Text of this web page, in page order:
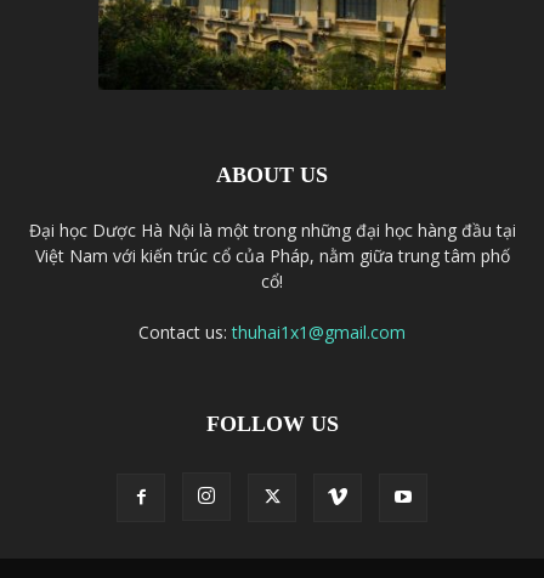
ABOUT US
Đại học Dược Hà Nội là một trong những đại học hàng đầu tại
Việt Nam với kiến trúc cổ của Pháp, nằm giữa trung tâm phố
cổ!
Contact us:thuhai1x1@gmail.com
FOLLOW US